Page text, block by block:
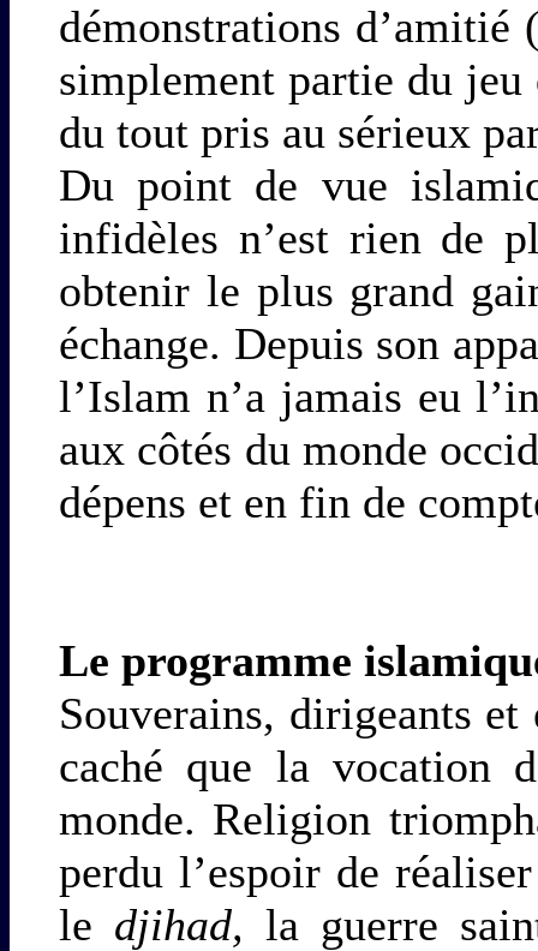
démonstrations d’amitié
simplement partie du jeu
du tout pris au sérieux
Du point de vue
infidèles n’est rien de
obtenir le plus grand
échange. Depuis son
l’Islam n’a jamais eu
aux côtés du monde
dépens et en fin de
Le programme
Souverains, dirigeants
caché que la vocation
monde. Religion
perdu l’espoir de
le djihad, la guerre